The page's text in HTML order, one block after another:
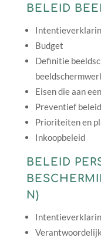
BELEID
Budget
Definitie
Eisen die aan
Preventief
Prioriteiten en
Inkoopbeleid
BELEID
N)